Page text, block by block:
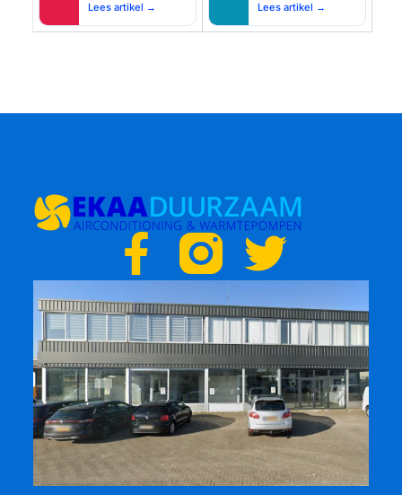
Lees artikel → Lees artikel →
F
a
c
e
b
o
T
w
i
t
t
e